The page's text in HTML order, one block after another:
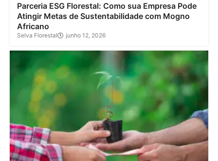
Parceria ESG Florestal: Como sua Empresa Pode
Atingir Metas de Sustentabilidade com Mogno
Africano
Selva Florestal junho 12, 2026